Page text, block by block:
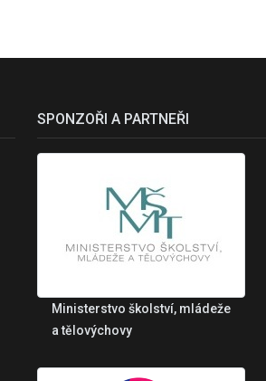
SPONZOŘI A PARTNEŘI
Ministerstvo školství, mládeže
a tělovýchovy